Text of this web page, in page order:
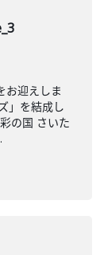
お迎えしま
」を結成し
の国 さいた